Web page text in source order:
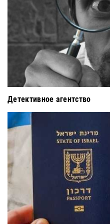
Детективное агентство